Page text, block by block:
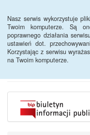
Nasz serwis wykorzystuje
Twoim komputerze. Są
poprawnego działania
ustawień dot.
Korzystając z serwisu
na Twoim komputerze.
BIP -